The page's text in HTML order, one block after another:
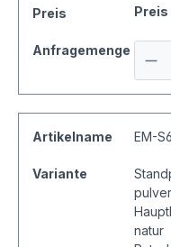
Preis
Anfragemenge
Artikelname EM-
Variante
natur